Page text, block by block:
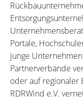
Portale,
junge
Partnerverbände
oder auf regionaler
RDRWind e.V.